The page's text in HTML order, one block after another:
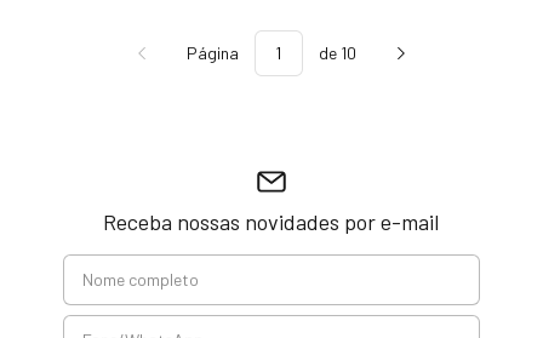
Página de 10
Receba nossas novidades por e-mail